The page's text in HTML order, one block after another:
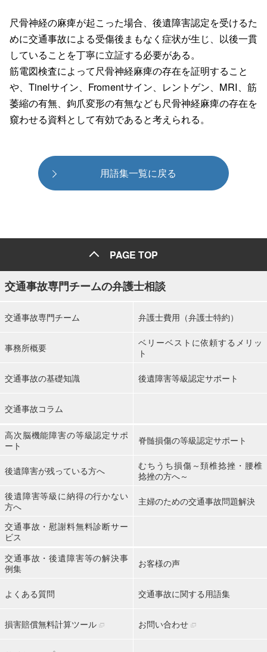
尺骨神経の麻痺が起こった場合、後遺障害認定を受けるた
めに交通事故による受傷後まもなく症状が生じ、以後一貫
していることを丁寧に立証する必要がある。
筋電図検査によって尺骨神経麻痺の存在を証明すること
や、Tinelサイン、Fromentサイン、レントゲン、MRI、筋
萎縮の有無、鉤爪変形の有無なども尺骨神経麻痺の存在を
窺わせる資料として有効であると考えられる。
用語集一覧に戻る
PAGE TOP
交通事故専門チームの弁護士相談
交通事故専門チーム 弁護士費用（弁護士特約）
事務所概要
ベリーベストに依頼するメリッ
ト
交通事故の基礎知識 後遺障害等級認定サポート
交通事故コラム
高次脳機能障害の等級認定サポ
ート
脊髄損傷の等級認定サポート
後遺障害が残っている方へ
むちうち損傷～頚椎捻挫・腰椎
捻挫の方へ～
後遺障害等級に納得の行かない
方へ
主婦のための交通事故問題解決
交通事故・慰謝料無料診断サー
ビス
交通事故・後遺障害等の解決事
例集
お客様の声
よくある質問 交通事故に関する用語集
損害賠償無料計算ツール お問い合わせ